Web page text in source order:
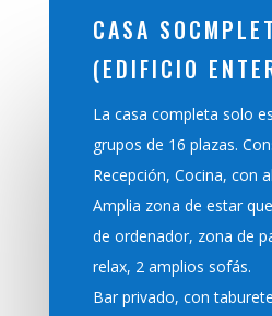
CASA
(EDIFICIO
La casa completa solo
grupos de 16 plazas.
Recepción, Cocina, con
Amplia zona de estar
de ordenador, zona de
relax, 2 amplios sofás.
Bar privado, con